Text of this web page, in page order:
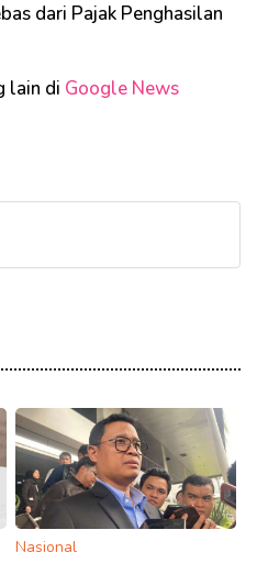
dari Pajak Penghasilan
lain di Google News
Nasional